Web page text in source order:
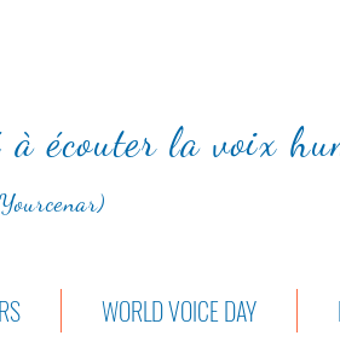
écouter la voix
WORLD VOICE DAY